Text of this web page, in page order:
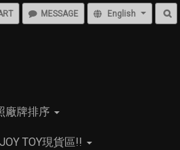
MESSAGE English
廠牌排序
JOY TOY現貨區!!